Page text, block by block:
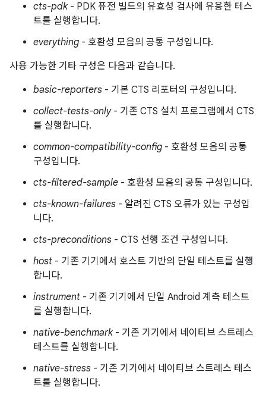
cts-pdk- PDK 퓨전 빌드의 유효성 검사에 유용한 테스
트를 실행합니다.
everything - 호환성 모음의 공통 구성입니다.
사용 가능한 기타 구성은 다음과 같습니다.
basic-reporters - 기본 CTS 리포터의 구성입니다.
collect-tests-only- 기존 CTS 설치 프로그램에서 CTS
를 실행합니다.
common-compatibility-config - 호환성 모음의 공통
구성입니다.
cts-filtered-sample - 호환성 모음의 공통 구성입니다.
cts-known-failures - 알려진 CTS 오류가 있는 구성입
니다.
cts-preconditions - CTS 선행 조건 구성입니다.
host - 기존 기기에서 호스트 기반의 단일 테스트를 실행
합니다.
instrument - 기존 기기에서 단일 Android 계측 테스트
를 실행합니다.
native-benchmark- 기존 기기에서 네이티브 스트레스
테스트를 실행합니다.
native-stress - 기존 기기에서 네이티브 스트레스 테스
트를 실행합니다.